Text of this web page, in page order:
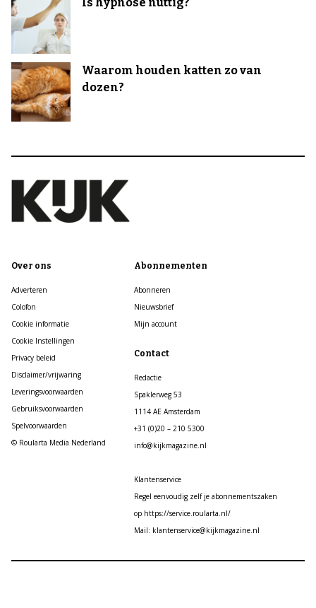
Waarom houden katten zo van
dozen?
Over ons
Adverteren
Colofon
Cookie informatie
Cookie Instellingen
Privacy beleid
Disclaimer/vrijwaring
Leveringsvoorwaarden
Gebruiksvoorwaarden
Spelvoorwaarden
© Roularta Media Nederland
Abonnementen
Abonneren
Nieuwsbrief
Mijn account
Contact
Redactie
Spaklerweg 53
1114 AE Amsterdam
+31 (0)20 – 210 5300
info@kijkmagazine.nl
Klantenservice
Regel eenvoudig zelf je abonnementszaken
op https://service.roularta.nl/
Mail: klantenservice@kijkmagazine.nl